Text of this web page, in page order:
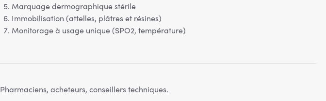
Marquage dermographique stérile
Immobilisation (attelles, plâtres et résines)
Monitorage à usage unique (SPO2, température)
Pharmaciens, acheteurs, conseillers techniques.